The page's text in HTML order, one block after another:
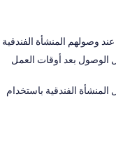
وصولهم المنشأة الفندقية
الوصول بعد أوقات العمل
الفندقية باستخدام